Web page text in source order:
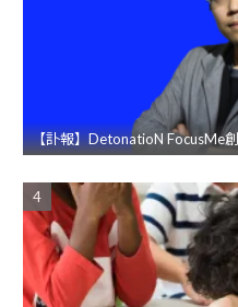
【訃報】DetonatioN FocusMe